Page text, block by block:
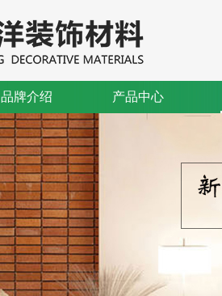
品牌介绍 产品中心